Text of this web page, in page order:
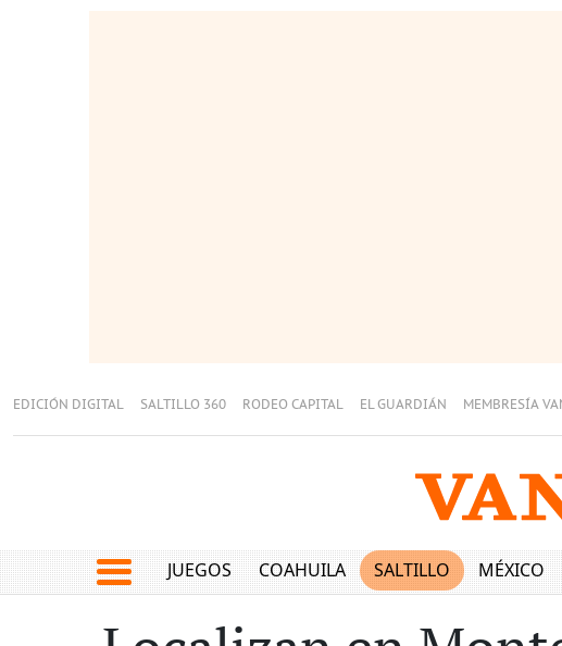
EDICIÓN DIGITAL SALTILLO 360 RODEO CAPITAL EL GUARDIÁN MEMBRESÍA
JUEGOS COAHUILA SALTILLO MÉXICO